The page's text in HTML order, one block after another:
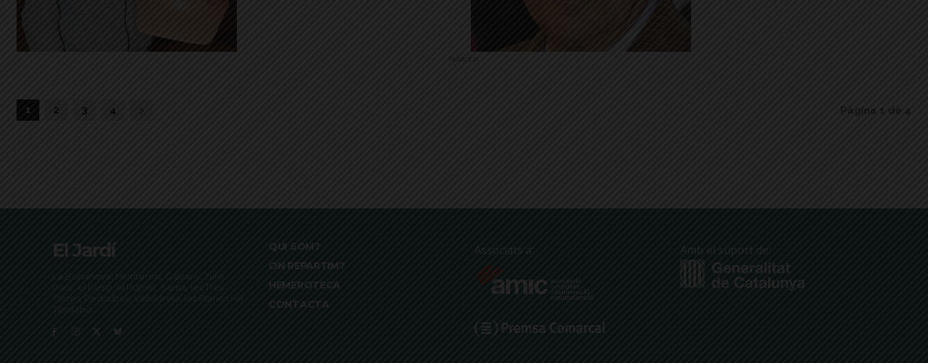
Publicitat
1 2 3 4 Pàgina 1 de 4
El Jardí
La Bonanova, Monterols, Galvany, Turó
Parc, el Farró, el Putxet, Sarrià, les Tres
Torres, Pedralbes, Vallvidrera, les Planes i el
Tibidabo
QUI SOM?
ON REPARTIM?
HEMEROTECA
CONTACTA
Associats a: Amb el suport de: